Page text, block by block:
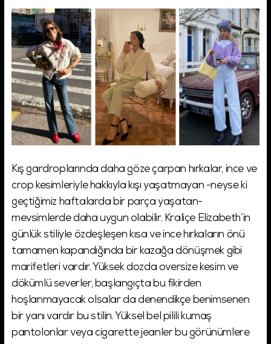
Kış gardroplarında daha göze çarpan hırkalar, ince ve
crop kesimleriyle hakkıyla kışı yaşatmayan -neyse ki
geçtiğimiz haftalarda bir parça yaşatan-
mevsimlerde daha uygun olabilir. Kraliçe Elizabeth’in
günlük stiliyle özdeşleşen kısa ve ince hırkaların önü
tamamen kapandığında bir kazağa dönüşmek gibi
marifetleri vardır. Yüksek dozda oversize kesim ve
dökümlü severler, başlangıçta bu fikirden
hoşlanmayacak olsalar da denendikçe benimsenen
bir yanı vardır bu stilin. Yüksel bel pilili kumaş
pantolonlar veya cigarette jeanler bu görünümlere